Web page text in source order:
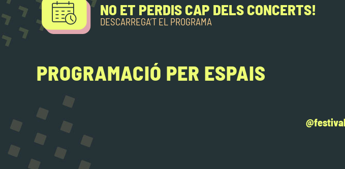
NO ET PERDIS CAP DELS CONCERTS!
DESCARREGA’T EL PROGRAMA
PROGRAMACIÓ PER ESPAIS